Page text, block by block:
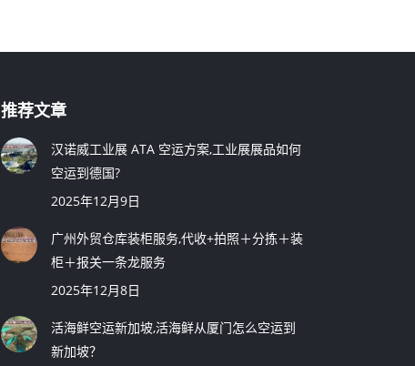
推荐文章
汉诺威工业展 ATA 空运方案,工业展展品如何
空运到德国?
2025年12月9日
广州外贸仓库装柜服务,代收+拍照＋分拣＋装
柜＋报关一条龙服务
2025年12月8日
活海鲜空运新加坡,活海鲜从厦门怎么空运到
新加坡？